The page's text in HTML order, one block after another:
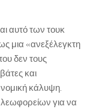
αυτό των τουκ
μια «ανεξέλεγκτη
δεν τους
και
κάλυψη.
λεωφορείων για να